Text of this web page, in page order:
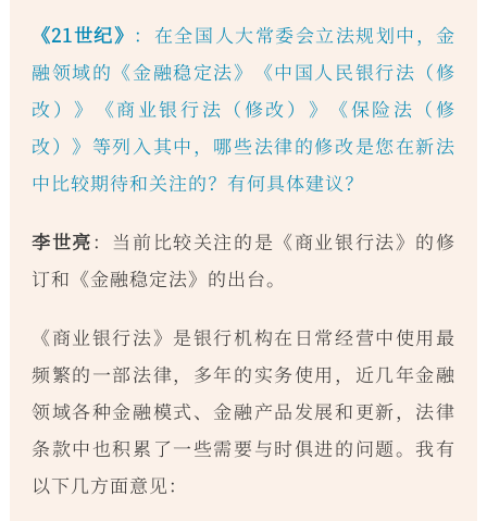
《21世纪》 ：在全国人大常委会立法规划中，金
融领域的《金融稳定法》《中国人民银行法（修
改）》《商业银行法（修改）》《保险法（修
改）》等列入其中，哪些法律的修改是您在新法
中比较期待和关注的？有何具体建议？
李世亮：当前比较关注的是《商业银行法》的修
订和《金融稳定法》的出台。
《商业银行法》是银行机构在日常经营中使用最
频繁的一部法律，多年的实务使用，近几年金融
领域各种金融模式、金融产品发展和更新，法律
条款中也积累了一些需要与时俱进的问题。我有
以下几方面意见：